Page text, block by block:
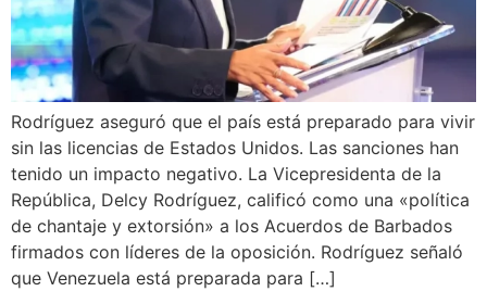
Rodríguez aseguró que el país está preparado para vivir
sin las licencias de Estados Unidos. Las sanciones han
tenido un impacto negativo. La Vicepresidenta de la
República, Delcy Rodríguez, calificó como una «política
de chantaje y extorsión» a los Acuerdos de Barbados
firmados con líderes de la oposición. Rodríguez señaló
que Venezuela está preparada para […]